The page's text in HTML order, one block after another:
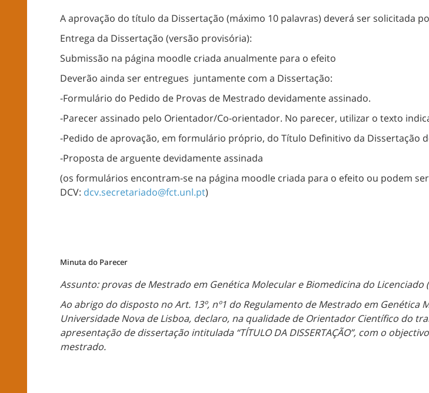
A aprovação do título da Dissertação (máximo 10 palavras) deverá ser solicitada
Entrega da Dissertação (versão provisória):
Submissão na página moodle criada anualmente para o efeito
Deverão ainda ser entregues juntamente com a Dissertação:
-Formulário do Pedido de Provas de Mestrado devidamente assinado.
-Parecer assinado pelo Orientador/Co-orientador. No parecer, utilizar o texto
-Pedido de aprovação, em formulário próprio, do Título Definitivo da Dissertação
-Proposta de arguente devidamente assinada
(os formulários encontram-se na página moodle criada para o efeito ou podem
DCV: dcv.secretariado@fct.unl.pt)
Minuta do Parecer
Assunto: provas de Mestrado em Genética Molecular e Biomedicina do Licenciado
Ao abrigo do disposto no Art. 13º, nº1 do Regulamento de Mestrado em Genética
Universidade Nova de Lisboa, declaro, na qualidade de Orientador Científico do
apresentação de dissertação intitulada “TÍTULO DA DISSERTAÇÃO”, com o
mestrado.